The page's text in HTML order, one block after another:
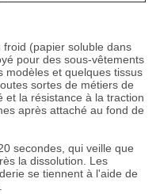
(papier soluble dans
pour des sous-vêtements
modèles et quelques tissus
sortes de métiers de
et la résistance à la traction
après attaché au fond de
secondes, qui veille que
la dissolution. Les
se tiennent à l'aide de